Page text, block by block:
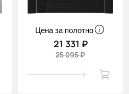
Цена за полотно
21 331 ₽
25 095 ₽